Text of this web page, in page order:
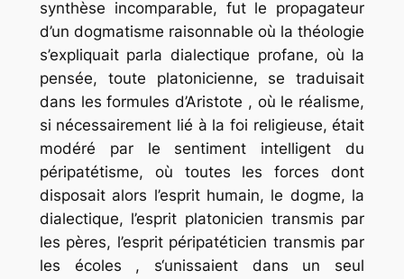
synthèse incomparable, fut le propagateur
d’un dogmatisme raisonnable où la théologie
s’expliquait parla dialectique profane, où la
pensée, toute platonicienne, se traduisait
dans les formules d’Aristote , où le réalisme,
si nécessairement lié à la foi religieuse, était
modéré par le sentiment intelligent du
péripatétisme, où toutes les forces dont
disposait alors l’esprit humain, le dogme, la
dialectique, l’esprit platonicien transmis par
les pères, l’esprit péripatéticien transmis par
les écoles , s‘unissaient dans un seul